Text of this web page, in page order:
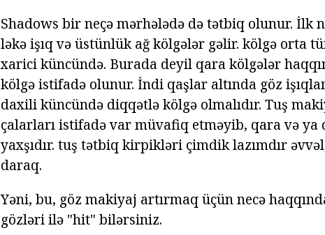
Shadows bir neçə mərhələdə də tətbiq olunur. İlk
ləkə işıq və üstünlük ağ kölgələr gəlir. kölgə orta
xarici küncündə. Burada deyil qara kölgələr
kölgə istifadə olunur. İndi qaşlar altında göz
daxili küncündə diqqətlə kölgə olmalıdır. Tuş
çalarları istifadə var müvafiq etməyib, qara və ya
yaxşıdır. tuş tətbiq kirpikləri çimdik lazımdır
daraq.
Yəni, bu, göz makiyaj artırmaq üçün necə
gözləri ilə "hit" bilərsiniz.